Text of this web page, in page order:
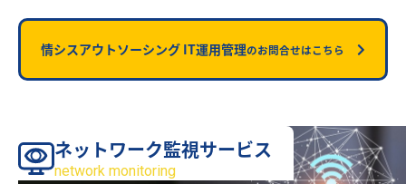
サービス
情シスアウトソーシング IT運用管理のお問合せはこちら
ネットワーク監視サービス
network monitoring